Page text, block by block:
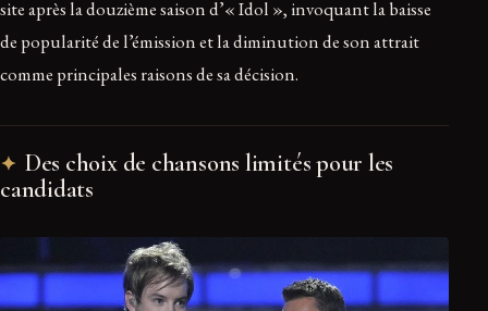
site après la douzième saison d’« Idol », invoquant la baisse
de popularité de l’émission et la diminution de son attrait
comme principales raisons de sa décision.
Des choix de chansons limités pour les
candidats